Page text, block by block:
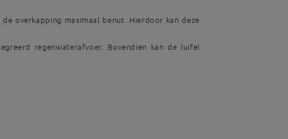
overkapping maximaal benut. Hierdoor kan deze
regenwaterafvoer. Bovendien kan de luifel